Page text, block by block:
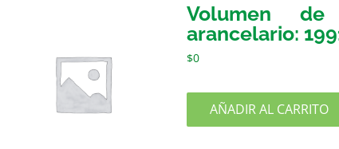
Volumen
arancelario:
$0
AÑADIR AL CARRITO